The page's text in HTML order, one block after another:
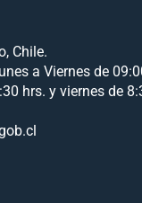
Chile.
a Viernes de
hrs. y viernes de